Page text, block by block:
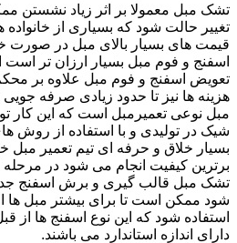
تشک مبل معمولا بر اثر زیاد نشستن
تغییر حالت شود که بسیاری از خانواده
قیمت های بسیار بالای مبل در صورت
اسفنج و فوم مبل بسیار ارزان تر است
تعویض اسفنج و فوم مبل علاوه بر
هزینه ها نیز تا حدود زیادی صرفه
مبل نوعی تعمیرمبل است که این کار
شیک در تولیدی و با استفاده از روش
بسیار خلاق و حرفه ای تیم تعمیر مبل
برترین کیفیت انجام می شود در
تشک مبل قالب گیری و برش اسفنج
شود ممکن است تا برای بیشتر مبل ها
استفاده شود که این نوع اسفنج ها از
دارای اندازه استاندارد می باشند.